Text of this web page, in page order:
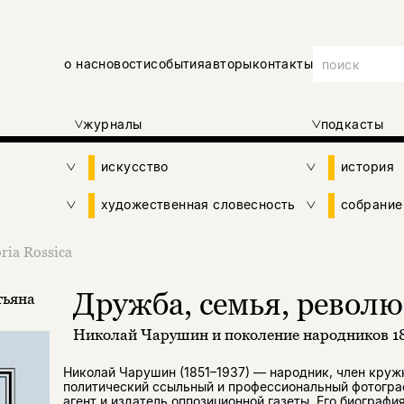
о насновостисобытияавторыконтакты
журналы подкасты
искусство история
художественная словесность
Rossica
Дружба, семья,
Николай Чарушин и поколение народников
Николай Чарушин (1851–1937) — народник, член
политический ссыльный и профессиональный